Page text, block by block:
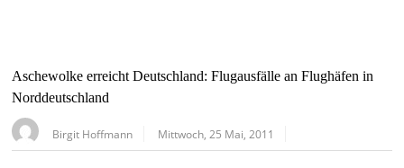
Aschewolke erreicht Deutschland: Flugausfälle an Flughäfen in
Norddeutschland
Birgit Hoffmann Mittwoch, 25 Mai, 2011